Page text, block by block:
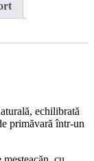
echilibrată
primăvară într-un